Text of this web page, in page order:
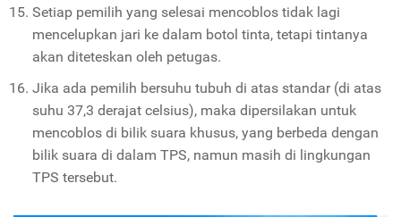
Setiap pemilih yang selesai mencoblos tidak lagi
mencelupkan jari ke dalam botol tinta, tetapi tintanya
akan diteteskan oleh petugas.
Jika ada pemilih bersuhu tubuh di atas standar (di atas
suhu 37,3 derajat celsius), maka dipersilakan untuk
mencoblos di bilik suara khusus, yang berbeda dengan
bilik suara di dalam TPS, namun masih di lingkungan
TPS tersebut.